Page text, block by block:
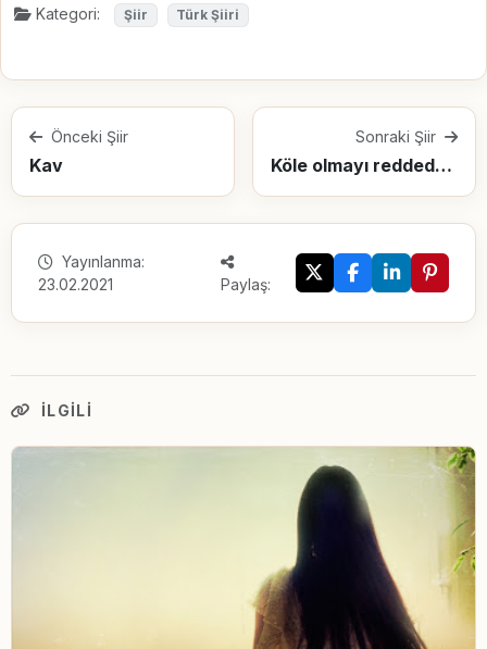
Kategori: Şiir Türk Şiiri
Önceki Şiir
Kav
Sonraki Şiir
Köle olmayı reddedenlerin hepsi, baş kaldırsın
Yayınlanma:
23.02.2021
Paylaş:
İLGILI